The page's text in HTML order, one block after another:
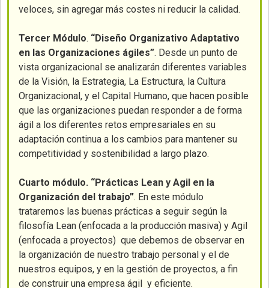
veloces, sin agregar más costes ni reducir la calidad.
Tercer Módulo. “Diseño Organizativo Adaptativo
en las Organizaciones ágiles”. Desde un punto de
vista organizacional se analizarán diferentes variables
de la Visión, la Estrategia, La Estructura, la Cultura
Organizacional, y el Capital Humano, que hacen posible
que las organizaciones puedan responder a de forma
ágil a los diferentes retos empresariales en su
adaptación continua a los cambios para mantener su
competitividad y sostenibilidad a largo plazo.
Cuarto módulo. “Prácticas Lean y Agil en la
Organización del trabajo”. En este módulo
trataremos las buenas prácticas a seguir según la
filosofía Lean (enfocada a la producción masiva) y Agil
(enfocada a proyectos) que debemos de observar en
la organización de nuestro trabajo personal y el de
nuestros equipos, y en la gestión de proyectos, a fin
de construir una empresa ágil y eficiente.